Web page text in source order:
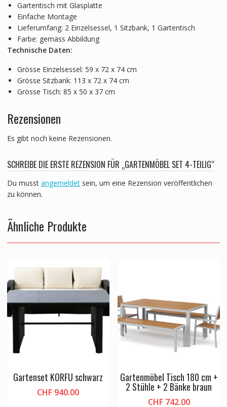
Gartentisch mit Glasplatte
Einfache Montage
Lieferumfang: 2 Einzelsessel, 1 Sitzbank, 1 Gartentisch
Farbe: gemäss Abbildung
Technische Daten:
Grösse Einzelsessel: 59 x 72 x 74 cm
Grösse Sitzbank: 113 x 72 x 74 cm
Grösse Tisch: 85 x 50 x 37 cm
Rezensionen
Es gibt noch keine Rezensionen.
SCHREIBE DIE ERSTE REZENSION FÜR „GARTENMÖBEL SET 4-TEILIG“
Du musst angemeldetsein, um eine Rezension veröffentlichen
zu können.
Ähnliche Produkte
Gartenset KORFU schwarz
CHF 940.00
Gartenmöbel Tisch 180 cm +
2 Stühle + 2 Bänke braun
CHF742.00